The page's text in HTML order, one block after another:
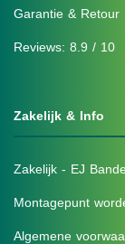
Garantie & Retour
Reviews: 8.9 / 10
Zakelijk & Info
Zakelijk - EJ
Montagepunt
Algemene